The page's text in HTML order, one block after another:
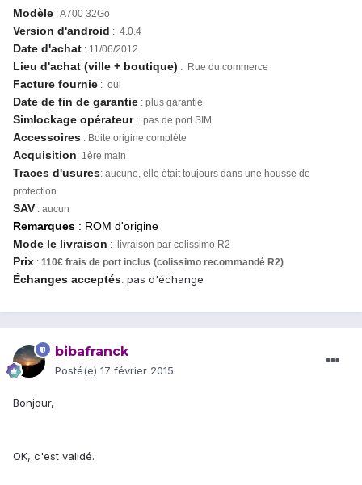
Modèle : A700 32Go
Version d'android : 4.0.4
Date d'achat : 11/06/2012
Lieu d'achat (ville + boutique) : Rue du commerce
Facture fournie : oui
Date de fin de garantie : plus garantie
Simlockage opérateur: pas de port SIM
Accessoires : Boite origine complète
Acquisition: 1ère main
Traces d'usures: aucune, elle était toujours dans une housse de
protection
SAV : aucun
Remarques : ROM d'origine
Mode le livraison : livraison par colissimo R2
Prix : 110€ frais de port inclus (colissimo recommandé R2)
Échanges acceptés: pas d'échange
bibafranck
Posté(e) 17 février 2015
Bonjour,
OK, c'est validé.